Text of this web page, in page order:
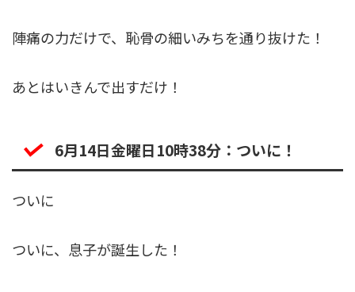
陣痛の力だけで、恥骨の細いみちを通り抜けた！
あとはいきんで出すだけ！
6月14日金曜日10時38分：ついに！
ついに
ついに、息子が誕生した！